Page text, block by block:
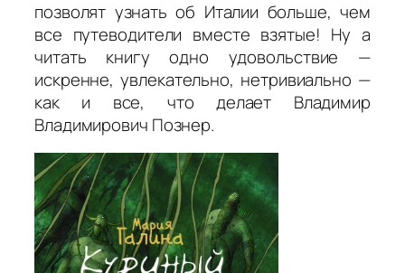
позволят узнать об Италии больше, чем
все путеводители вместе взятые! Ну а
читать книгу одно удовольствие —
искренне, увлекательно, нетривиально —
как и все, что делает Владимир
Владимирович Познер.